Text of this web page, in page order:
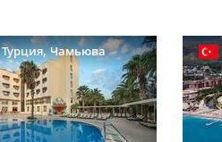
Турция,Чамьюва